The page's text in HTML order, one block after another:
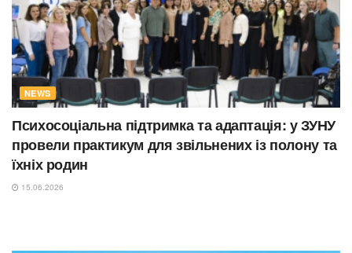
NEWS
Психосоціальна підтримка та адаптація: у ЗУНУ
провели практикум для звільнених із полону та
їхніх родин
15.06.2026